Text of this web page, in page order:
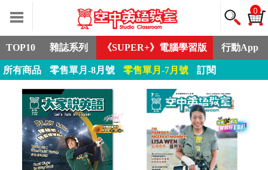
0
TOP10 雜誌系列 《SUPER+》電腦學習版 行動App
所有商品 零售單月-8月號 零售單月-7月號 訂閱